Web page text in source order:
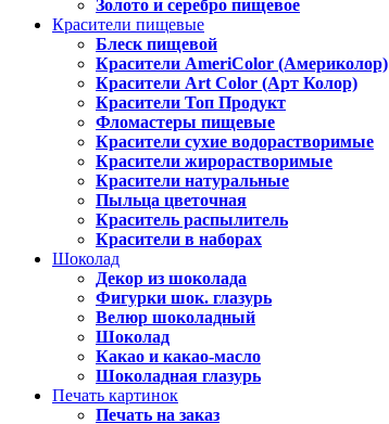
Золото и серебро пищевое
Красители пищевые
Блеск пищевой
Красители AmeriColor (Америколор)
Красители Art Color (Арт Колор)
Красители Топ Продукт
Фломастеры пищевые
Красители сухие водорастворимые
Красители жирорастворимые
Красители натуральные
Пыльца цветочная
Краситель распылитель
Красители в наборах
Шоколад
Декор из шоколада
Фигурки шок. глазурь
Велюр шоколадный
Шоколад
Какао и какао-масло
Шоколадная глазурь
Печать картинок
Печать на заказ